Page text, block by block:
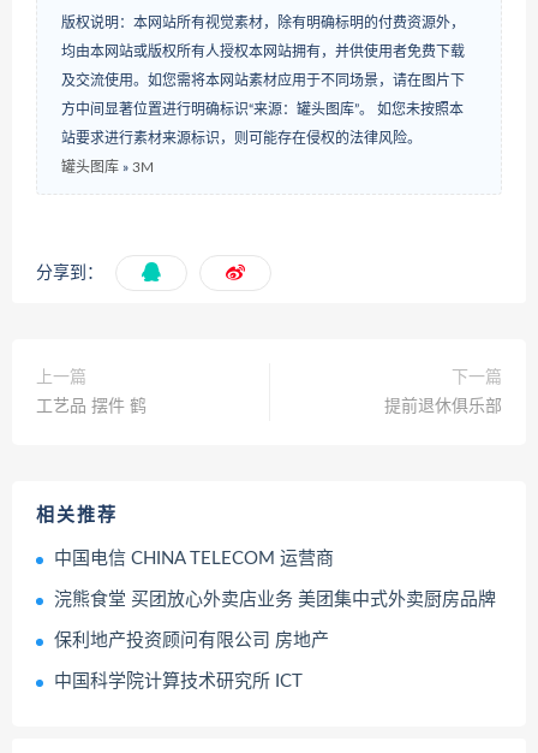
版权说明：本网站所有视觉素材，除有明确标明的付费资源外，
均由本网站或版权所有人授权本网站拥有，并供使用者免费下载
及交流使用。如您需将本网站素材应用于不同场景，请在图片下
方中间显著位置进行明确标识“来源：罐头图库”。 如您未按照本
站要求进行素材来源标识，则可能存在侵权的法律风险。
罐头图库 » 3M
分享到：
上一篇
工艺品 摆件 鹤
下一篇
提前退休俱乐部
相关推荐
中国电信 CHINA TELECOM 运营商
浣熊食堂 买团放心外卖店业务 美团集中式外卖厨房品牌
保利地产投资顾问有限公司 房地产
中国科学院计算技术研究所 ICT